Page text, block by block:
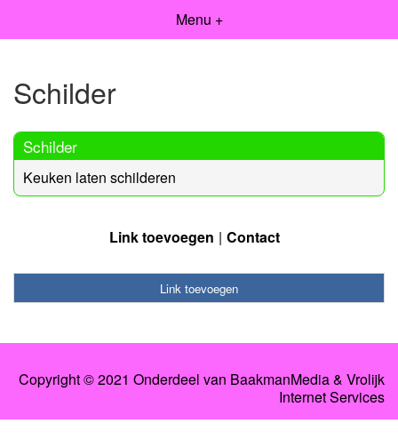
Menu +
Schilder
Schilder
Keuken laten schilderen
Link toevoegen Contact
Link toevoegen
Copyright © 2021 Onderdeel van BaakmanMedia & Vrolijk
Internet Services